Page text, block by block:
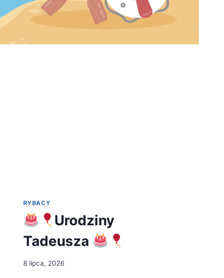
RYBACY
Urodziny
Tadeusza
8 lipca, 2026